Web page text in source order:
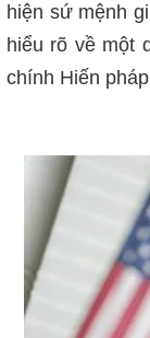
hiện sứ mệnh
hiểu rõ về một
chính Hiến